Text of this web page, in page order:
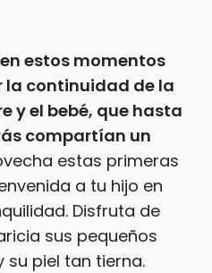
estos momentos
la continuidad de la
y el bebé, que hasta
compartían un
estas primeras
a tu hijo en
Disfruta de
sus pequeños
su piel tan tierna.